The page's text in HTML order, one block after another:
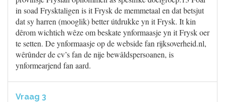
in soad Frysktaligen is it Frysk de memmetaal en dat betsjut
dat sy harren (mooglik) better útdrukke yn it Frysk. It kin
dêrom wichtich wêze om beskate ynformaasje yn it Frysk oer
te setten. De ynformaasje op de webside fan rijksoverheid.nl,
wêrûnder de cv’s fan de nije bewâldspersoanen, is
ynformearjend fan aard.
Vraag 3